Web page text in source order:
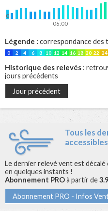
06:00
0
Légende : correspondance des
0 2 4 6 8 10 12 14 16 18 20 22 24
Historique des relevés :
jours précédents
Jour précédent
Tous les
Le dernier relevé vent est
en quelques instants !
Abonnement PROà partir de
Abonnement PRO - Infos